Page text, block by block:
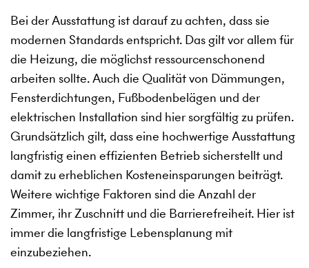
Bei der Ausstattung ist darauf zu achten, dass sie
modernen Standards entspricht. Das gilt vor allem für
die Heizung, die möglichst ressourcenschonend
arbeiten sollte. Auch die Qualität von Dämmungen,
Fensterdichtungen, Fußbodenbelägen und der
elektrischen Installation sind hier sorgfältig zu prüfen.
Grundsätzlich gilt, dass eine hochwertige Ausstattung
langfristig einen effizienten Betrieb sicherstellt und
damit zu erheblichen Kosteneinsparungen beiträgt.
Weitere wichtige Faktoren sind die Anzahl der
Zimmer, ihr Zuschnitt und die Barrierefreiheit. Hier ist
immer die langfristige Lebensplanung mit
einzubeziehen.